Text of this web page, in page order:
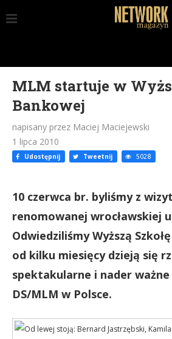
MLM startuje w
Bankowej
napisany przez Maciej Maciejewski
1 lipca 2010
Udostępnij Tweetnij 5028
10 czerwca br. byliśmy z
renomowanej wrocławskiej
Odwiedziliśmy Wyższą
od kilku miesięcy dzieją się
spektakularne i nader ważne
DS/MLM w Polsce.